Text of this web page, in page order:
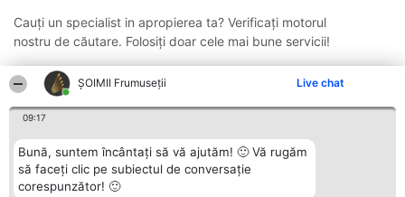
ȘOIMII Frumuseții Live chat
09:17
Bună, suntem încântați să vă ajutăm! 🙂 Vă rugăm
să faceți clic pe subiectul de conversație
corespunzător! 🙂
Cauți un specialist in apropierea ta? Verificați motorul
nostru de căutare. Folosiți doar cele mai bune servicii!